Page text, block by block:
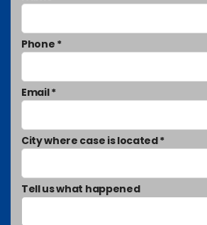
Phone *
Email *
City where case is located *
Tell us what happened